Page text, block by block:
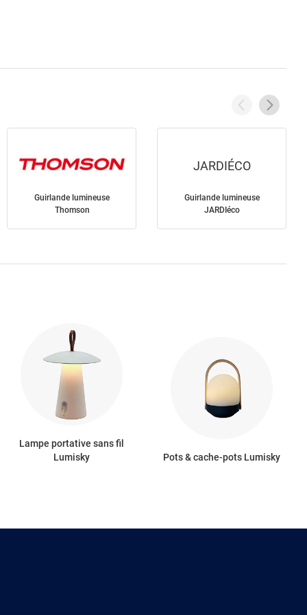
Guirlande lumineuse
Thomson
JARDIÉCO
Guirlande lumineuse
JARDIéco
Lampe portative sans fil
Lumisky
Pots & cache-pots Lumisky